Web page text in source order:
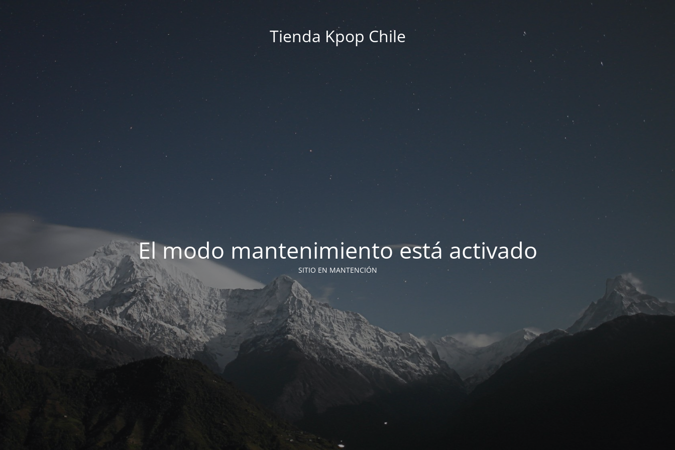
Tienda Kpop Chile
El modo mantenimiento está activado
SITIO EN MANTENCIÓN